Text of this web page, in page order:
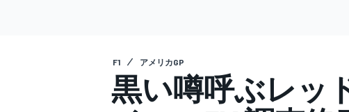
F1 アメリカGP
黒い噂呼ぶレッ